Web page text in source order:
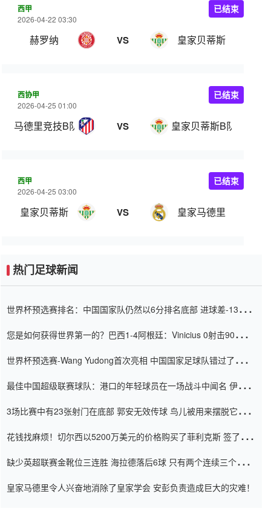
西甲
2026-04-22 03:30
赫罗纳 VS 皇家贝蒂斯
已结束
西协甲
2026-04-25 01:00
马德里竞技B队 VS 皇家贝蒂斯B队
已结束
西甲
2026-04-25 03:00
皇家贝蒂斯 VS 皇家马德里
已结束
热门足球新闻
世界杯预选赛排名：中国国家队仍然以6分排名底部 进球差-13令人
您是如何获得世界第一的？巴西1-4阿根廷：Vinicius 0射击90分钟
世界杯预选赛-Wang Yudong首次亮相 中国国家足球队错过了世界
最佳中国超级联赛球队：港口的年轻球员在一场战斗中闻名 伊万放
3场比赛中有23张射门在底部 郭安无效传球 鸟儿被用来摆脱它
花钱找麻烦！切尔西以5200万美元的价格购买了菲利克斯 签了7年
缺少英超联赛金靴位三连胜 海拉德落后6球 只有两个连续三个连续
皇家马德里令人兴奋地消除了皇家学会 安彭负责造成巨大的灾难！